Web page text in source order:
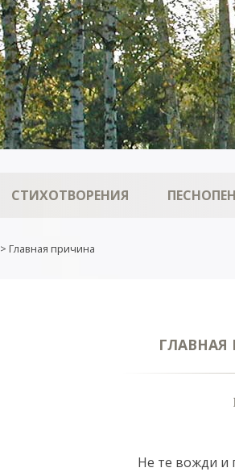
СТИХОТВОРЕНИЯ
> Главная причина
Не те вожди и